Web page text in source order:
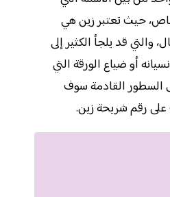
حيث تعتبر زين هي
والتي قد يلجأ الكثير إلى
أو ضياع الورقة التي
السطور القادمة سوف
رقم شريحة زين.